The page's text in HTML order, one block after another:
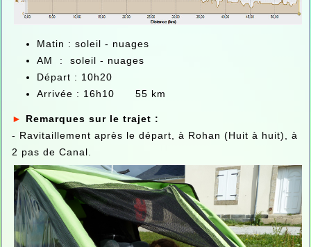
Matin : soleil - nuages
AM : soleil - nuages
Départ : 10h20
Arrivée : 16h10 55 km
►
Remarques sur le trajet :
- Ravitaillement après le départ, à Rohan (Huit à huit), à
2 pas de Canal.